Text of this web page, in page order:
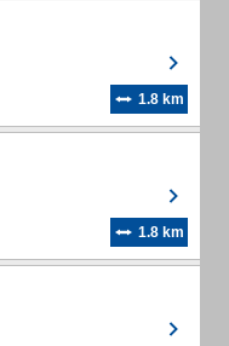
1.8 km
1.8 km